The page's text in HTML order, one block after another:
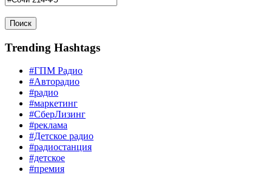
Поиск
Trending Hashtags
#ГПМ Радио
#Авторадио
#радио
#маркетинг
#СберЛизинг
#реклама
#Детское радио
#радиостанция
#детское
#премия